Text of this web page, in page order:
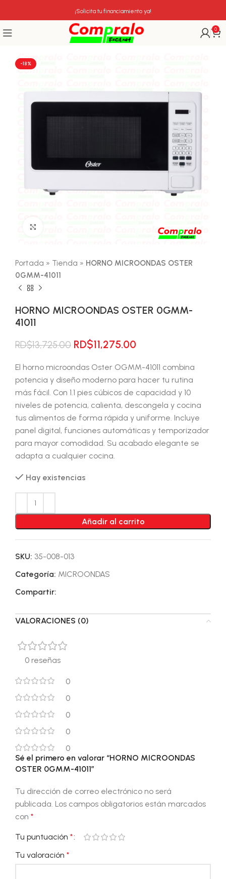
¡Solicita tu financiamiento ya!
0
-18%
Portada » Tienda » HORNO MICROONDAS OSTER
0GMM-41011
HORNO MICROONDAS OSTER 0GMM-
41011
RD$13,725.00 El
original
era:
RD$13,725.00.
RD$11,275.00El
actual
es:
RD$11,275.00.
El horno microondas Oster OGMM-41011 combina
potencia y diseño moderno para hacer tu rutina
más fácil. Con 1.1 pies cúbicos de capacidad y 10
niveles de potencia, calienta, descongela y cocina
tus alimentos de forma rápida y uniforme. Incluye
panel digital, funciones automáticas y temporizador
para mayor comodidad. Su acabado elegante se
adapta a cualquier cocina.
Hay existencias
Añadir al carrito
SKU: 35-008-013
Categoría: MICROONDAS
Compartir:
VALORACIONES (0)
0 reseñas
0
0
0
0
0
Sé el primero en valorar “HORNO MICROONDAS
OSTER 0GMM-41011”
Tu dirección de correo electrónico no será
publicada. Los campos obligatorios están marcados
con *
Tu puntuación *
Tu valoración *